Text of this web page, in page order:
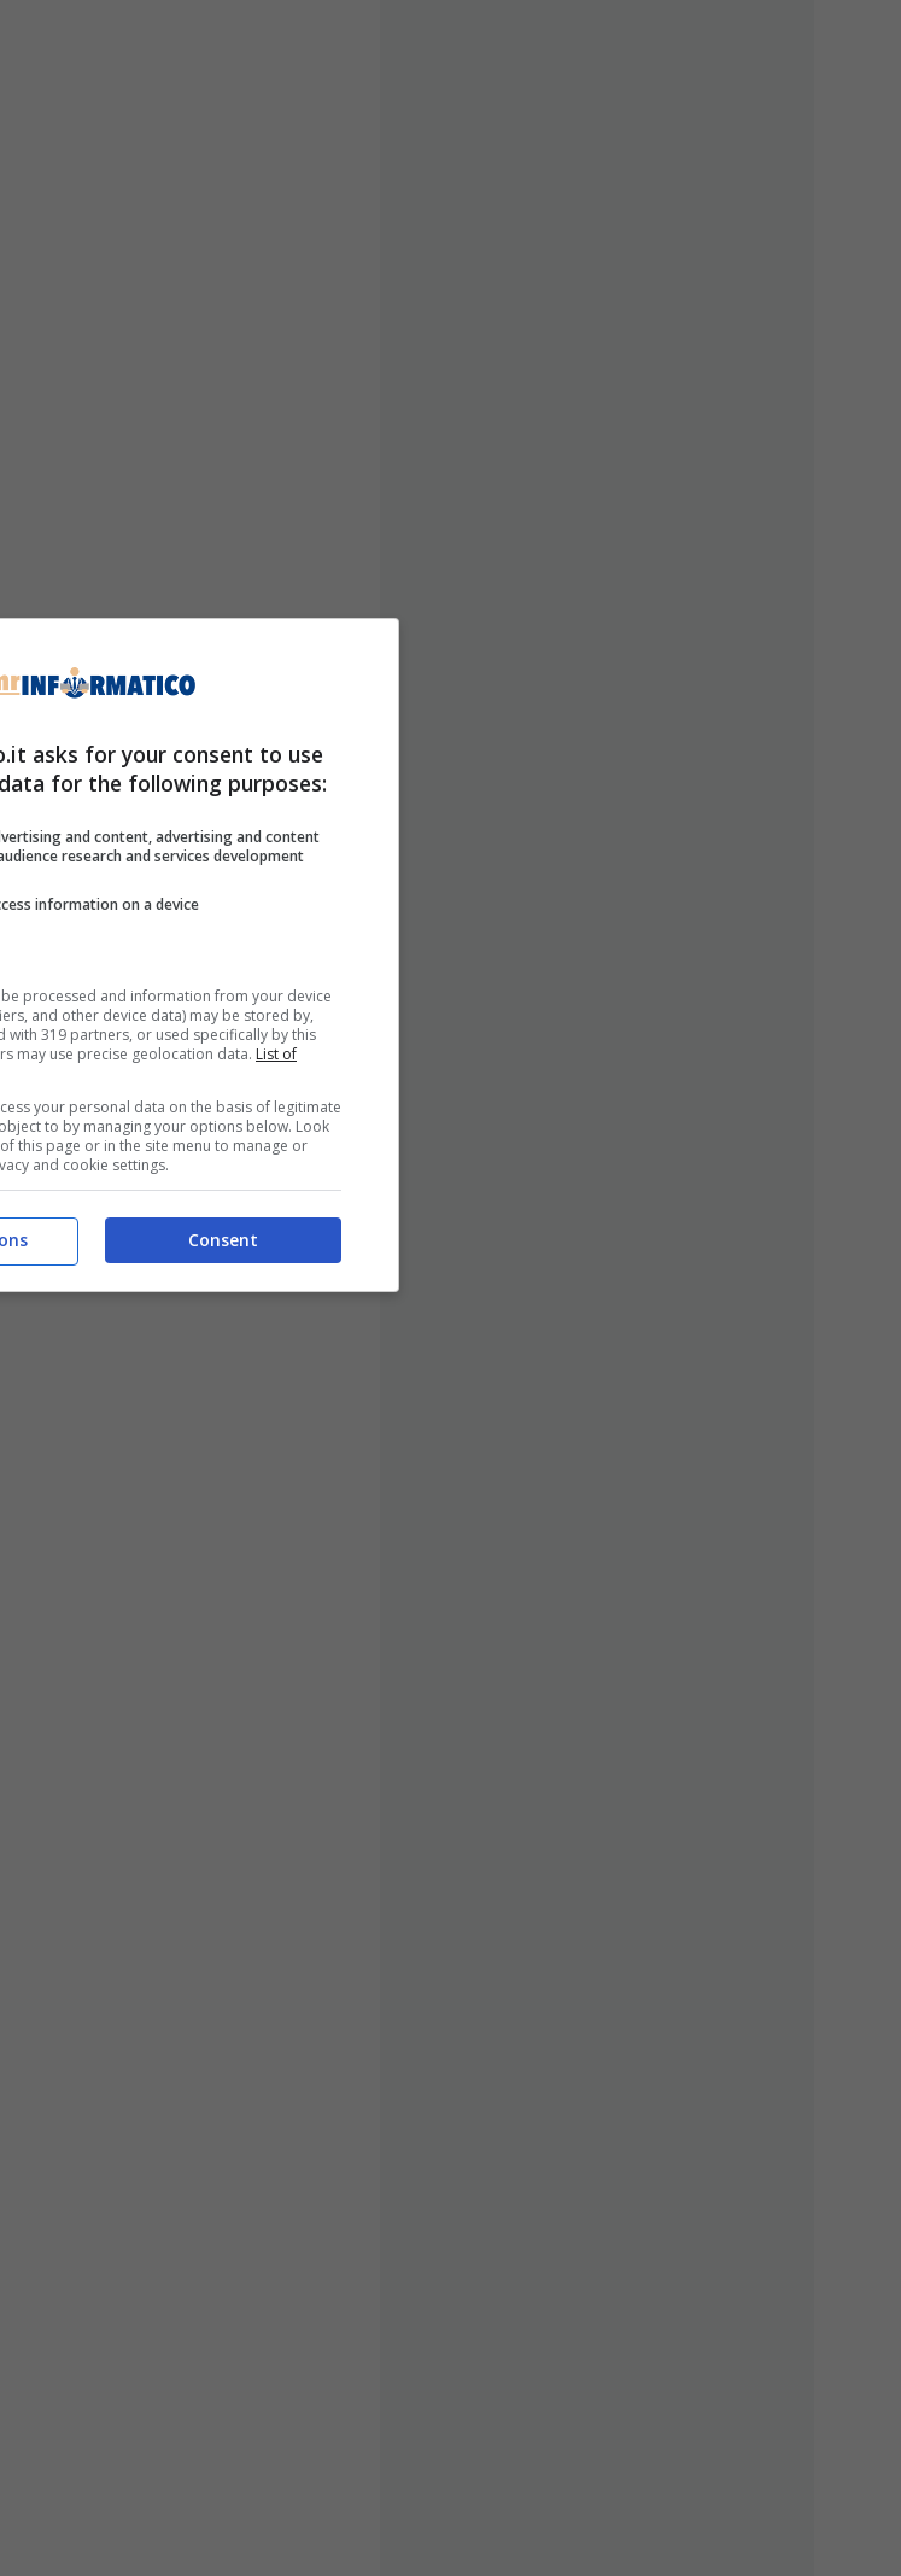
asks for your consent to use
for the following purposes:
and content, advertising and content
research and services development
information on a device
processed and information from your device
and other device data) may be stored by,
with 319 partners, or used specifically by this
may use precise geolocation data. List of
your personal data on the basis of legitimate
to by managing your options below. Look
this page or in the site menu to manage or
and cookie settings.
Consent